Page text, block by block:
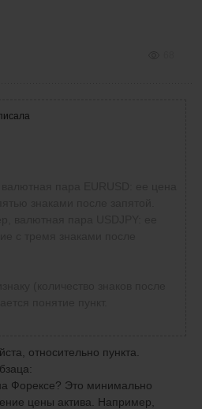
относительно пункта.
Форексе? Это минимально
цены актива. Например,